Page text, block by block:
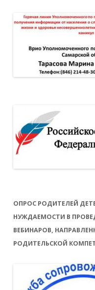
ОПРОС РОДИТЕЛЕЙ
НУЖДАЕМОСТИ В
ВЕБИНАРОВ,
РОДИТЕЛЬСКОЙ